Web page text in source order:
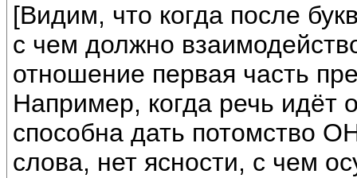
[Видим, что когда после
с чем должно
отношение первая часть
Например, когда речь идёт
способна дать потомство
слова, нет ясности, с чем